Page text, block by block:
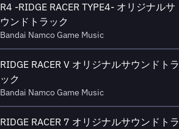
R4 -RIDGE RACER TYPE4- オリジナルサ
ウンドトラック
Bandai Namco Game Music
RIDGE RACER V オリジナルサウンドトラ
ック
Bandai Namco Game Music
RIDGE RACER 7 オリジナルサウンドトラ